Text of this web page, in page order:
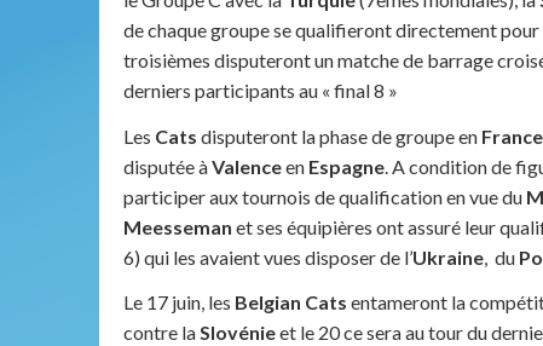
de chaque groupe se qualifieront directement
troisièmes disputeront un matche de barrage
derniers participants au « final 8 »
Les Cats disputeront la phase de groupe en France
disputée àValenceen Espagne . A condition de
participer aux tournois de qualification en vue du
Meesseman et ses équipières ont assuré leur
6) qui les avaient vues disposer de l’Ukraine , du
Le 17 juin, les Belgian Cats entameront la
contre laSlovénieet le 20 ce sera au tour du